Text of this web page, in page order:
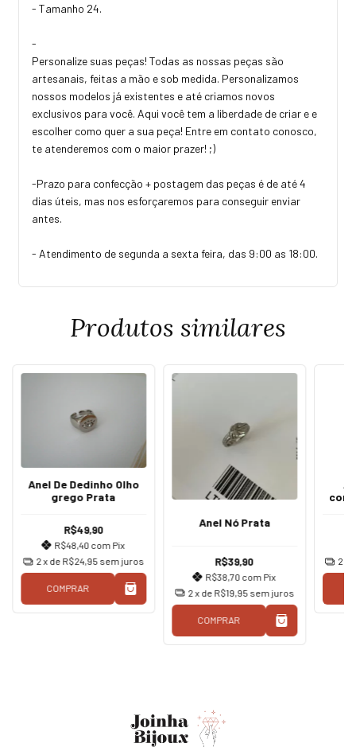
- Tamanho 24.
-
Personalize suas peças! Todas as nossas peças são
artesanais, feitas a mão e sob medida. Personalizamos
nossos modelos já existentes e até criamos novos
exclusivos para você. Aqui você tem a liberdade de criar e e
escolher como quer a sua peça! Entre em contato conosco,
te atenderemos com o maior prazer! ;)
-Prazo para confecção + postagem das peças é de até 4
dias úteis, mas nos esforçaremos para conseguir enviar
antes.
- Atendimento de segunda a sexta feira, das 9:00 as 18:00.
Produtos similares
Anel De Dedinho Olho
grego Prata
R$49,90
R$48,40 com Pix
2x de R$24,95 sem juros
COMPRAR
Anel Nó Prata
R$39,90
R$38,70 com Pix
2x de R$19,95 sem juros
COMPRAR
2